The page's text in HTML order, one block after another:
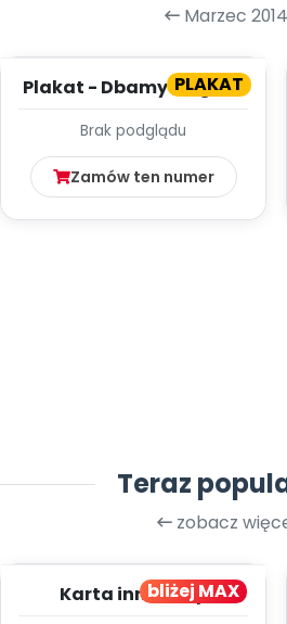
Marzec 2014
PLAKAT
Plakat - Dbamy o ogród
Brak podglądu
Zamów ten numer
Teraz
zobacz
bliżej MAX
Karta innowacji